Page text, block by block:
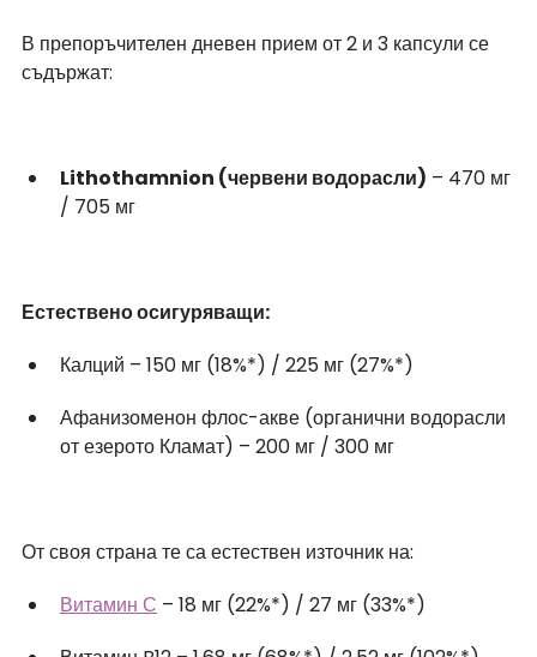
В препоръчителен дневен прием от 2 и 3 капсули се
съдържат:
Lithothamnion (червени водорасли) – 470 мг
/ 705 мг
Естествено осигуряващи:
Калций – 150 мг (18%*) / 225 мг (27%*)
Афанизоменон флос-акве (органични водорасли
от езерото Кламат) – 200 мг / 300 мг
От своя страна те са естествен източник на:
Витамин С – 18 мг (22%*) / 27 мг (33%*)